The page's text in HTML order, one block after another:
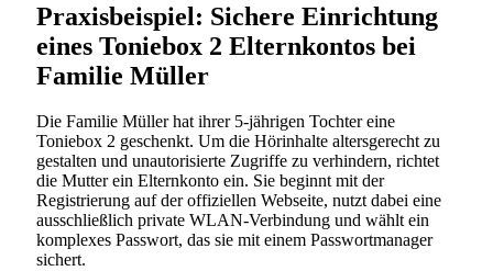
Praxisbeispiel: Sichere Einrichtung
eines Toniebox 2 Elternkontos bei
Familie Müller
Die Familie Müller hat ihrer 5-jährigen Tochter eine
Toniebox 2 geschenkt. Um die Hörinhalte altersgerecht zu
gestalten und unautorisierte Zugriffe zu verhindern, richtet
die Mutter ein Elternkonto ein. Sie beginnt mit der
Registrierung auf der offiziellen Webseite, nutzt dabei eine
ausschließlich private WLAN-Verbindung und wählt ein
komplexes Passwort, das sie mit einem Passwortmanager
sichert.